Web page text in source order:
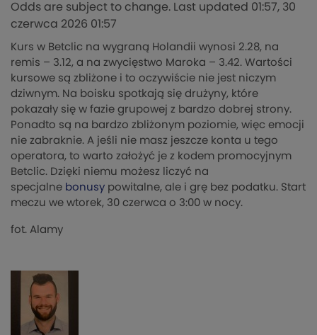
Odds are subject to change. Last updated 01:57, 30
czerwca 2026 01:57
Kurs w Betclic na wygraną Holandii wynosi 2.28, na
remis – 3.12, a na zwycięstwo Maroka – 3.42. Wartości
kursowe są zbliżone i to oczywiście nie jest niczym
dziwnym. Na boisku spotkają się drużyny, które
pokazały się w fazie grupowej z bardzo dobrej strony.
Ponadto są na bardzo zbliżonym poziomie, więc emocji
nie zabraknie. A jeśli nie masz jeszcze konta u tego
operatora, to warto założyć je z kodem promocyjnym
Betclic. Dzięki niemu możesz liczyć na
specjalne bonusy powitalne, ale i grę bez podatku. Start
meczu we wtorek, 30 czerwca o 3:00 w nocy.
fot. Alamy